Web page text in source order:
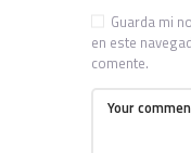
Guarda mi
en este
comente.